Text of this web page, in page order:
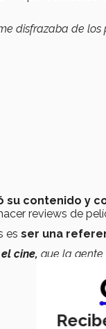
disfrazaba de
su contenido y
reviews de
es ser una
cine, que la gente